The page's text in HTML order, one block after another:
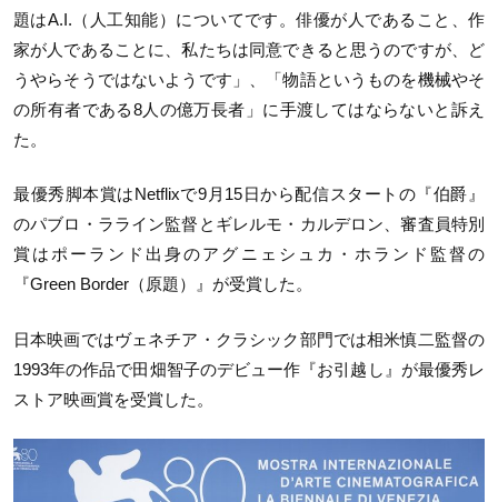
題はA.I.（人工知能）についてです。俳優が人であること、作
家が人であることに、私たちは同意できると思うのですが、ど
うやらそうではないようです」、「物語というものを機械やそ
の所有者である8人の億万長者」に手渡してはならないと訴え
た。
最優秀脚本賞はNetflixで9月15日から配信スタートの『伯爵』
のパブロ・ラライン監督とギレルモ・カルデロン、審査員特別
賞はポーランド出身のアグニェシュカ・ホランド監督の
『Green Border（原題）』が受賞した。
日本映画ではヴェネチア・クラシック部門では相米慎二監督の
1993年の作品で田畑智子のデビュー作『お引越し』が最優秀レ
ストア映画賞を受賞した。